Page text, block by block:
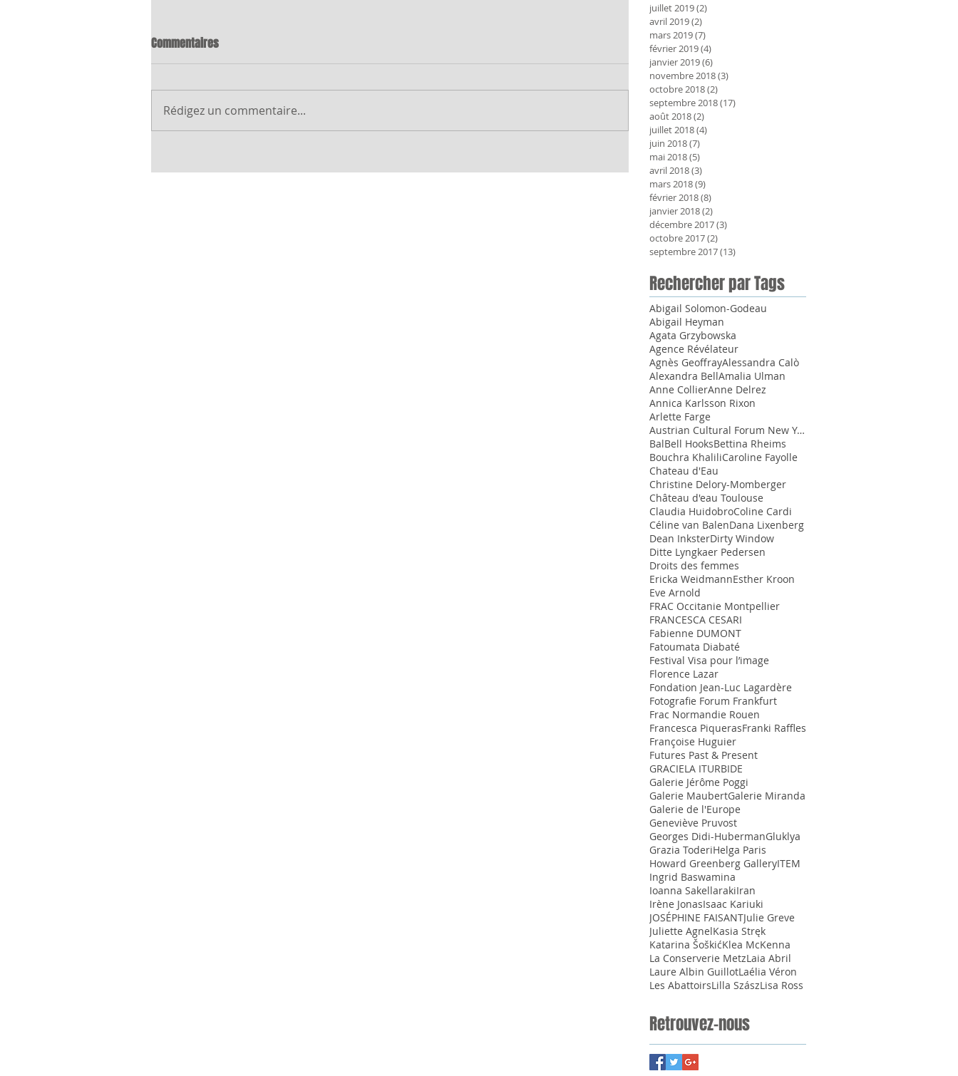
Commentaires
Rédigez un commentaire...
juillet 2019(2)
avril 2019(2)
mars 2019(7)
février 2019(4)
janvier 2019(6)
novembre 2018(3)
octobre 2018(2)
septembre 2018(17)
août 2018(2)
juillet 2018(4)
juin 2018(7)
mai 2018(5)
avril 2018(3)
mars 2018(9)
février 2018(8)
janvier 2018(2)
décembre 2017(3)
octobre 2017(2)
septembre 2017(13)
Rechercher par Tags
Abigail Solomon-Godeau
Abigail Heyman
Agata Grzybowska
Agence Révélateur
Agnès GeoffrayAlessandra Calò
Alexandra BellAmalia Ulman
Anne CollierAnne Delrez
Annica Karlsson Rixon
Arlette Farge
Austrian Cultural Forum New York
BalBell HooksBettina Rheims
Bouchra KhaliliCaroline Fayolle
Chateau d'Eau
Christine Delory-Momberger
Château d'eau Toulouse
Claudia HuidobroColine Cardi
Céline van BalenDana Lixenberg
Dean InksterDirty Window
Ditte Lyngkaer Pedersen
Droits des femmes
Ericka WeidmannEsther Kroon
Eve Arnold
FRAC Occitanie Montpellier
FRANCESCA CESARI
Fabienne DUMONT
Fatoumata Diabaté
Festival Visa pour l’image
Florence Lazar
Fondation Jean-Luc Lagardère
Fotografie Forum Frankfurt
Frac Normandie Rouen
Francesca PiquerasFranki Raffles
Françoise Huguier
Futures Past & Present
GRACIELA ITURBIDE
Galerie Jérôme Poggi
Galerie MaubertGalerie Miranda
Galerie de l'Europe
Geneviève Pruvost
Georges Didi-HubermanGluklya
Grazia ToderiHelga Paris
Howard Greenberg GalleryITEM
Ingrid Baswamina
Ioanna SakellarakiIran
Irène JonasIsaac Kariuki
JOSÉPHINE FAISANTJulie Greve
Juliette AgnelKasia Stręk
Katarina ŠoškićKlea McKenna
La Conserverie MetzLaia Abril
Laure Albin GuillotLaélia Véron
Les AbattoirsLilla SzászLisa Ross
Retrouvez-nous